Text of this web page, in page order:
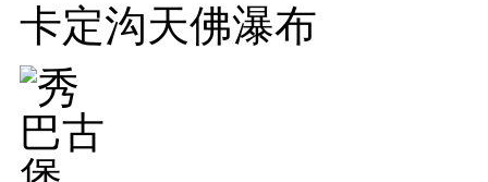
卡定沟天佛瀑布